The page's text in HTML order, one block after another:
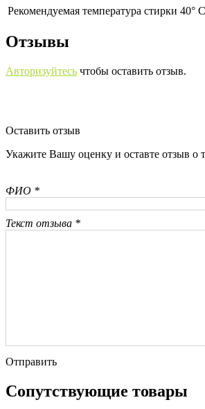
Рекомендуемая температура стирки 40° С
Отзывы
Авторизуйтесь чтобы оставить отзыв.
Оставить отзыв
Укажите Вашу оценку и оставте отзыв о
ФИО *
Текст отзыва *
Отправить
Сопутствующие товары